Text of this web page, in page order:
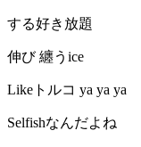
する好き放題
伸び 纏うice
Likeトルコ ya ya ya
Selfishなんだよね